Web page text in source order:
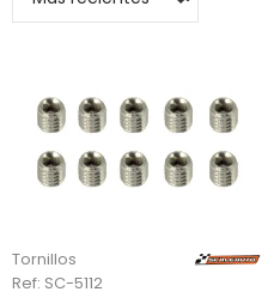
Tornillos
Ref: SC-5112